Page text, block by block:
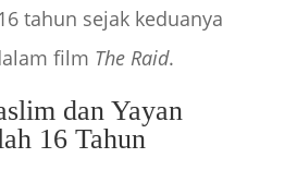
tahun sejak keduanya
film The Raid.
dan Yayan
16 Tahun